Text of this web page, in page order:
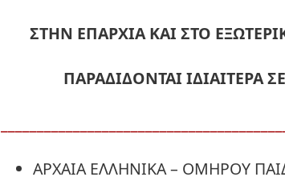
ΣΤΗΝ ΕΠΑΡΧΙΑ ΚΑΙ ΣΤΟ
ΠΑΡΑΔΙΔΟΝΤΑΙ ΙΔΙΑΙΤΕΡΑ
ΑΡΧΑΙΑ ΕΛΛΗΝΙΚΑ – ΟΜΗΡΟΥ